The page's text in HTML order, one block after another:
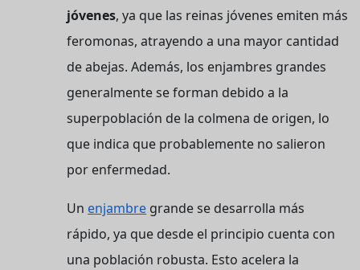
jóvenes, ya que las reinas jóvenes emiten más
feromonas, atrayendo a una mayor cantidad
de abejas. Además, los enjambres grandes
generalmente se forman debido a la
superpoblación de la colmena de origen, lo
que indica que probablemente no salieron
por enfermedad.
Un enjambre grande se desarrolla más
rápido, ya que desde el principio cuenta con
una población robusta. Esto acelera la